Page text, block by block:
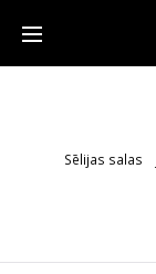
Sēlijas salas